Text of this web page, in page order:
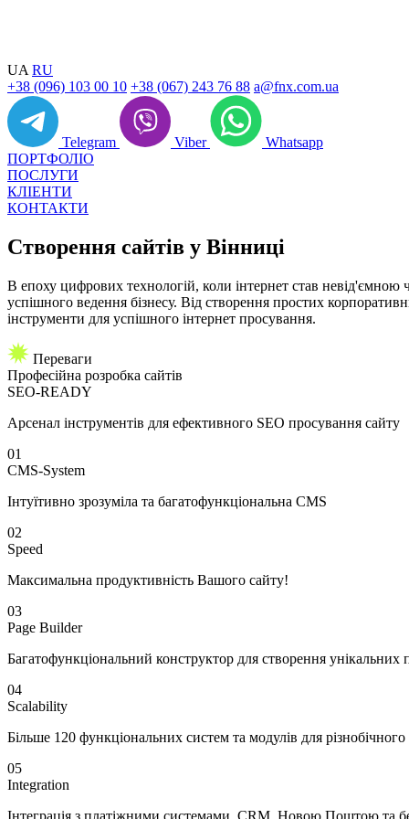
UA RU
+38 (096) 103 00 10 +38 (067) 243 76 88 a@fnx.com.ua
Telegram Viber
Whatsapp
ПОРТФОЛІО
ПОСЛУГИ
КЛІЕНТИ
КОНТАКТИ
Створення сайтів у Вінниці
В епоху цифрових технологій, коли інтернет став
успішного ведення бізнесу. Від створення простих
інструменти для успішного інтернет просування.
Переваги
Професійна розробка сайтів
SEO-READY
Арсенал інструментів для ефективного SEO просування сайту
01
CMS-System
Інтуїтивно зрозуміла та багатофункціональна CMS
02
Speed
Максимальна продуктивність Вашого сайту!
03
Page Builder
Багатофункціональний конструктор для створення унікальних
04
Scalability
Більше 120 функціональних систем та модулів для
05
Integration
Інтеграція з платіжними системами, CRM, Новою Поштою та